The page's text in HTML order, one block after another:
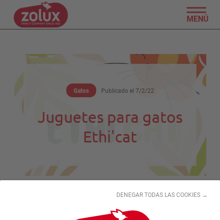
DENEGAR TODAS LAS COOKIES →
MENÚ
Gatos Publicado el 7/2/22
Juguetes para gatos
Ethi'cat